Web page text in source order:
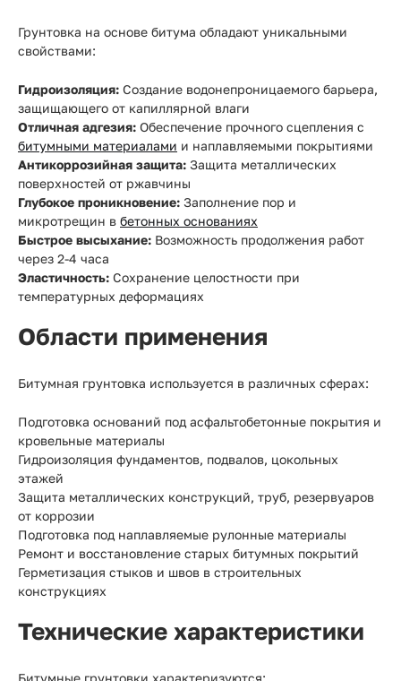
Грунтовка на основе битума обладают уникальными
свойствами:
Гидроизоляция: Создание водонепроницаемого барьера,
защищающего от капиллярной влаги
Отличная адгезия: Обеспечение прочного сцепления с
битумными материалами и наплавляемыми покрытиями
Антикоррозийная защита: Защита металлических
поверхностей от ржавчины
Глубокое проникновение: Заполнение пор и
микротрещин в бетонных основаниях
Быстрое высыхание: Возможность продолжения работ
через 2-4 часа
Эластичность: Сохранение целостности при
температурных деформациях
Области применения
Битумная грунтовка используется в различных сферах:
Подготовка оснований под асфальтобетонные покрытия и
кровельные материалы
Гидроизоляция фундаментов, подвалов, цокольных
этажей
Защита металлических конструкций, труб, резервуаров
от коррозии
Подготовка под наплавляемые рулонные материалы
Ремонт и восстановление старых битумных покрытий
Герметизация стыков и швов в строительных
конструкциях
Технические характеристики
Битумные грунтовки характеризуются: